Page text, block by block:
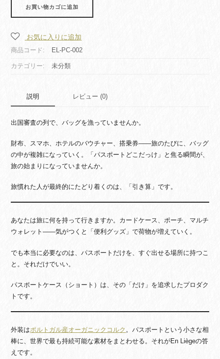
ー
ト
ー
ト)
Case
Short
個
お買い物カゴに追加
お気に入りに追加
商品コード: EL-PC-002
カテゴリー: 未分類
説明 レビュー (0)
出国審査の列で、バッグを漁っていませんか。
財布、スマホ、ホテルのバウチャー、搭乗券——旅のたびに、バッグ
の中が複雑になっていく。「パスポートどこだっけ」と焦る瞬間が、
旅の始まりになっていませんか。
旅慣れた人が最終的にたどり着くのは、「引き算」です。
あなたは旅に何を持って行きますか。カードケース、ポーチ、マルチ
ウォレット——気がつくと「便利グッズ」で荷物が増えていく。
でも本当に必要なのは、パスポートだけを、すぐ出せる場所に持つこ
と。それだけでいい。
パスポートケース（ショート）は、その「だけ」を追求したプロダク
トです。
外装はポルトガル産オーガニックコルク 。パスポートという小さな相
棒に、世界で最も持続可能な素材をまとわせる。それがEn Liègeの答
えです。